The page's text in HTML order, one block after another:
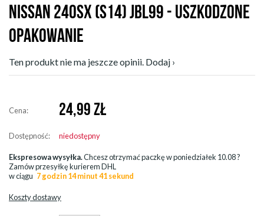
NISSAN 240SX (S14) JBL99 - USZKODZONE
OPAKOWANIE
Ten produkt nie ma jeszcze opinii. Dodaj ›
Cena: 24,99 ZŁ
Dostępność: niedostępny
Ekspresowa wysyłka.Chcesz otrzymać paczkę wponiedziałek 10.08?
Zamów przesyłkę kurierem DHL
w ciągu 7 godzin 14 minut 41 sekund
Koszty dostawy